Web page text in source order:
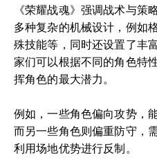
《荣耀战魂》强调战术与策
多种复杂的机械设计，例如
殊技能等，同时还设置了丰
家们可以根据不同的角色特
挥角色的最大潜力。
例如，一些角色偏向攻势，
而另一些角色则偏重防守，
利用场地优势进行反制。